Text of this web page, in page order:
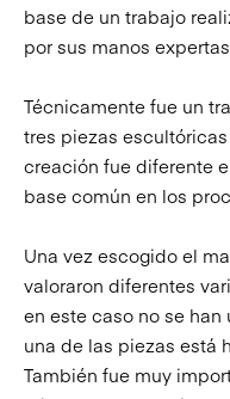
base de un trabajo
por sus manos
Técnicamente fue un
tres piezas
creación fue diferente
base común en los
Una vez escogido el
valoraron diferentes
en este caso no se
una de las piezas está
También fue muy